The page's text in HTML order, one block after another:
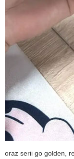
oraz serii go golden,